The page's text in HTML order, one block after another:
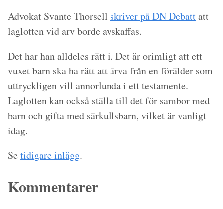
Advokat Svante Thorsell skriver på DN Debattatt
laglotten vid arv borde avskaffas.
Det har han alldeles rätt i. Det är orimligt att ett
vuxet barn ska ha rätt att ärva från en förälder som
uttryckligen vill annorlunda i ett testamente.
Laglotten kan också ställa till det för sambor med
barn och gifta med särkullsbarn, vilket är vanligt
idag.
Se tidigare inlägg.
Kommentarer